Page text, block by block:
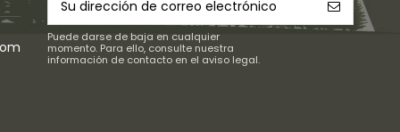
Puede darse de baja en cualquier
momento. Para ello, consulte nuestra
información de contacto en el aviso legal.